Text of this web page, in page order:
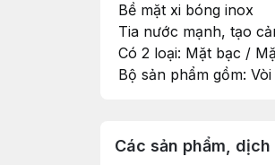
Bề mặt xi bóng inox
Tia nước mạnh, tạo
Có 2 loại: Mặt bạc /
Bộ sản phẩm gồm:
Các sản phẩm,